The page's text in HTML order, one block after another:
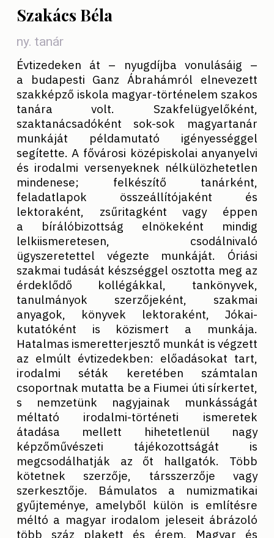
Szakács Béla
ny. tanár
Évtizedeken át – nyugdíjba vonulásáig –
a budapesti Ganz Ábrahámról elnevezett
szakképző iskola magyar-történelem szakos
tanára volt. Szakfelügyelőként,
szaktanácsadóként sok-sok magyartanár
munkáját példamutató igényességgel
segítette. A fővárosi középiskolai anyanyelvi
és irodalmi versenyeknek nélkülözhetetlen
mindenese; felkészítő tanárként,
feladatlapok összeállítójaként és
lektoraként, zsűritagként vagy éppen
a bírálóbizottság elnökeként mindig
lelkiismeretesen, csodálnivaló
ügyszeretettel végezte munkáját. Óriási
szakmai tudását készséggel osztotta meg az
érdeklődő kollégákkal, tankönyvek,
tanulmányok szerzőjeként, szakmai
anyagok, könyvek lektoraként, Jókai-
kutatóként is közismert a munkája.
Hatalmas ismeretterjesztő munkát is végzett
az elmúlt évtizedekben: előadásokat tart,
irodalmi séták keretében számtalan
csoportnak mutatta be a Fiumei úti sírkertet,
s nemzetünk nagyjainak munkásságát
méltató irodalmi-történeti ismeretek
átadása mellett hihetetlenül nagy
képzőművészeti tájékozottságát is
megcsodálhatják az őt hallgatók. Több
kötetnek szerzője, társszerzője vagy
szerkesztője. Bámulatos a numizmatikai
gyűjteménye, amelyből külön is említésre
méltó a magyar irodalom jeleseit ábrázoló
több száz plakett és érem. Magyar és